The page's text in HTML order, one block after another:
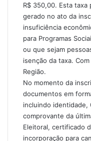
R$ 350,00. Esta
gerado no ato da
insuficiência
para Programas
ou que sejam
isenção da taxa.
Região.
No momento da
documentos em
incluindo identidade,
comprovante da
Eleitoral, certificado
incorporação para